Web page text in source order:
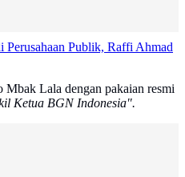
Perusahaan Publik, Raffi Ahmad
Mbak Lala dengan pakaian resmi
Ketua BGN Indonesia".